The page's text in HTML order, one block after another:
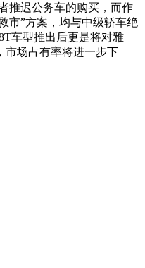
推迟公务车的购买，而作
市”方案，均与中级轿车绝
车型推出后更是将对雅
市场占有率将进一步下